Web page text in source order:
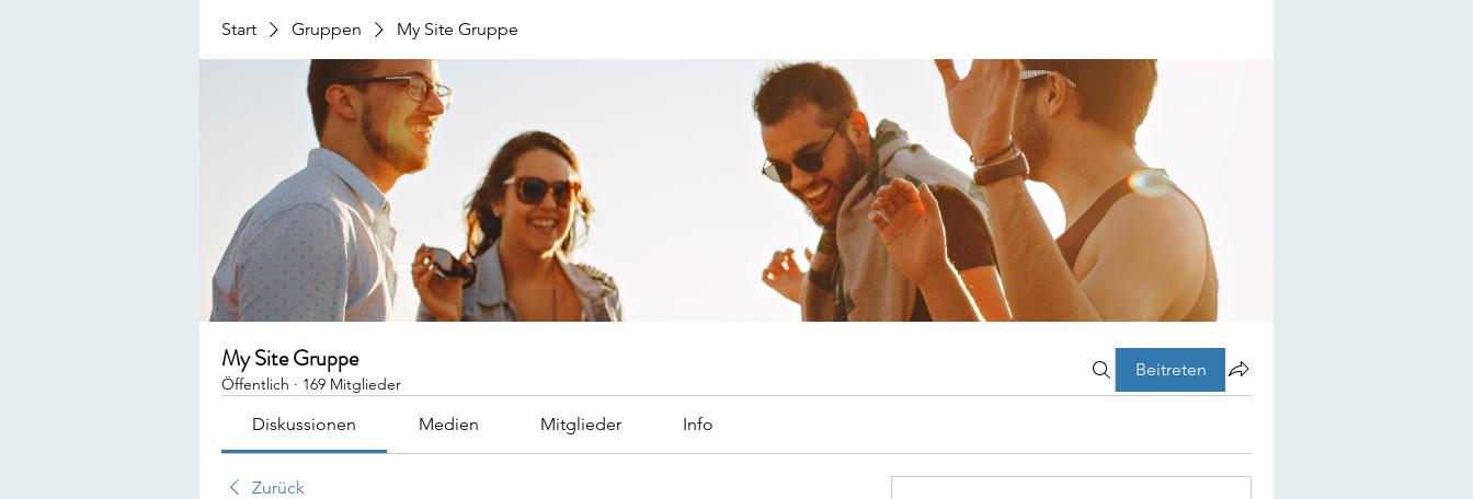
Start Gruppen My Site Gruppe
My Site Gruppe
Öffentlich · 169 Mitglieder
Beitreten
Diskussionen Medien Mitglieder Info
Zurück